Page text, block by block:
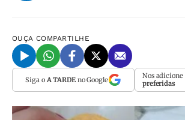
OUÇA COMPARTILHE
Siga o A TARDEno Google Nos adicione
preferidas